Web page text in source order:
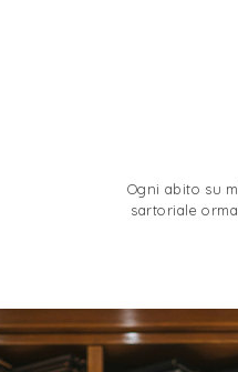
Ogni abito su
sartoriale